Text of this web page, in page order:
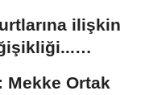
ilişkin
Mekke Ortak